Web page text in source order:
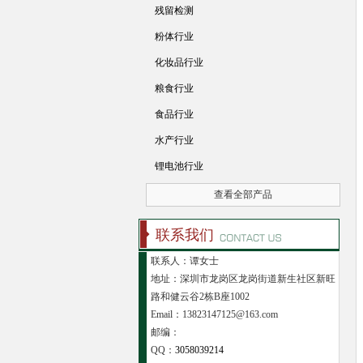
残留检测
粉体行业
化妆品行业
粮食行业
食品行业
水产行业
锂电池行业
查看全部产品
联系我们
联系人：谭女士
地址：深圳市龙岗区龙岗街道新生社区新旺
路和健云谷2栋B座1002
Email：13823147125@163.com
邮编：
QQ： 3058039214